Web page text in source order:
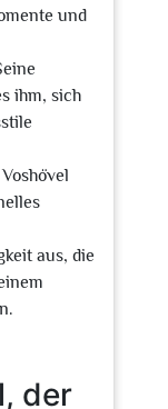
und
ihm, sich
aus, die
der